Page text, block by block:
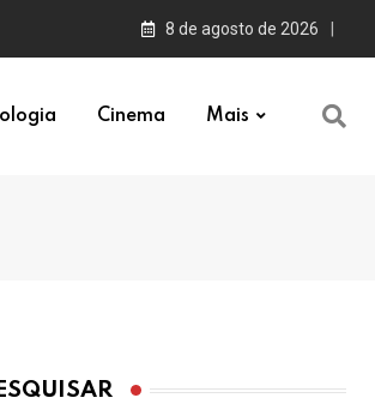
8 de agosto de 2026
Cinema Mais